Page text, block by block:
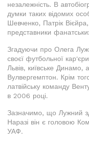
незалежність. В
думки таких відомих
Шевченко, Патрік
представники
Згадуючи про Олега
своєї футбольної
Львів, київське Динамо,
Вулвергемптон. Крім
латвійську команду
в 2006 році.
Зазначимо, що Лужний
Наразі він є головою
УАФ.